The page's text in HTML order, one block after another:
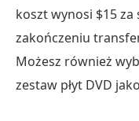
koszt wynosi $15 za
zakończeniu
Możesz również
zestaw płyt DVD